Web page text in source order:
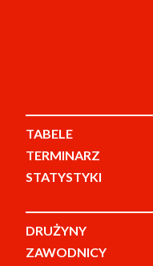
TABELE
TERMINARZ
STATYSTYKI
DRUŻYNY
ZAWODNICY